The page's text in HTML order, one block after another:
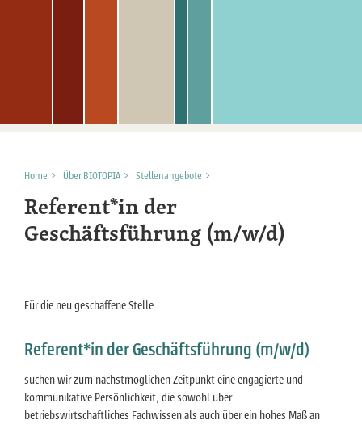
Home > Über BIOTOPIA> Stellenangebote >
Referent*in der
Geschäftsführung (m/w/d)
Für die neu geschaffene Stelle
Referent*in der Geschäftsführung (m/w/d)
suchen wir zum nächstmöglichen Zeitpunkt eine engagierte und
kommunikative Persönlichkeit, die sowohl über
betriebswirtschaftliches Fachwissen als auch über ein hohes Maß an